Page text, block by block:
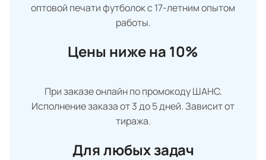
оптовой печати футболок с 17-летним опытом
работы.
Цены ниже на 10%
При заказе онлайн по промокоду ШАНС.
Исполнение заказа от 3 до 5 дней. Зависит от
тиража.
Для любых задач